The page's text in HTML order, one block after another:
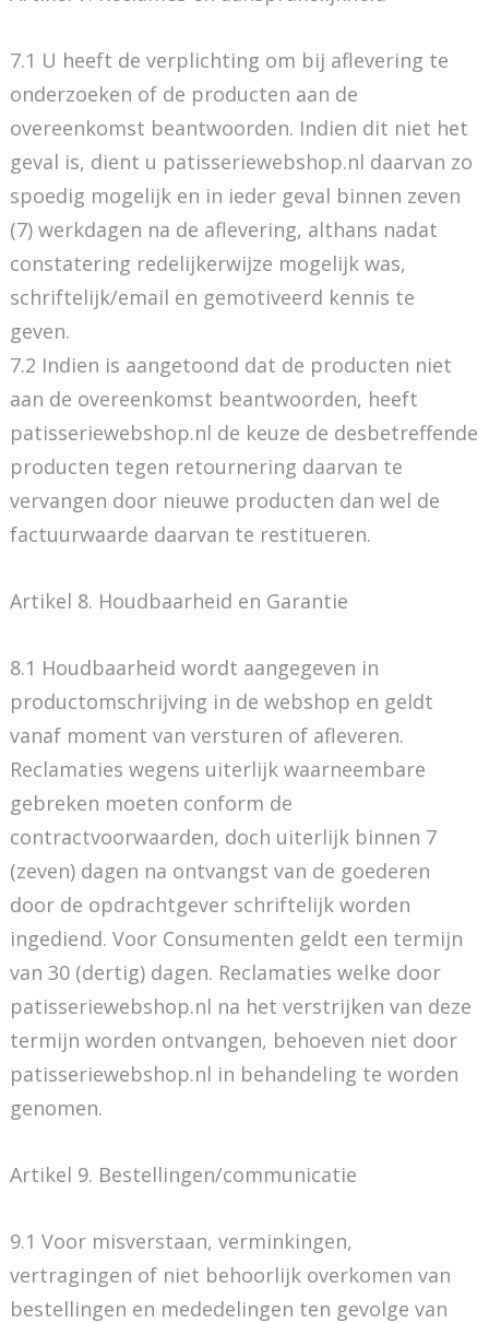
7.1 U heeft de verplichting om bij aflevering te
onderzoeken of de producten aan de
overeenkomst beantwoorden. Indien dit niet het
geval is, dient u patisseriewebshop.nl daarvan zo
spoedig mogelijk en in ieder geval binnen zeven
(7) werkdagen na de aflevering, althans nadat
constatering redelijkerwijze mogelijk was,
schriftelijk/email en gemotiveerd kennis te
geven.
7.2 Indien is aangetoond dat de producten niet
aan de overeenkomst beantwoorden, heeft
patisseriewebshop.nl de keuze de desbetreffende
producten tegen retournering daarvan te
vervangen door nieuwe producten dan wel de
factuurwaarde daarvan te restitueren.
Artikel 8. Houdbaarheid en Garantie
8.1 Houdbaarheid wordt aangegeven in
productomschrijving in de webshop en geldt
vanaf moment van versturen of afleveren.
Reclamaties wegens uiterlijk waarneembare
gebreken moeten conform de
contractvoorwaarden, doch uiterlijk binnen 7
(zeven) dagen na ontvangst van de goederen
door de opdrachtgever schriftelijk worden
ingediend. Voor Consumenten geldt een termijn
van 30 (dertig) dagen. Reclamaties welke door
patisseriewebshop.nl na het verstrijken van deze
termijn worden ontvangen, behoeven niet door
patisseriewebshop.nl in behandeling te worden
genomen.
Artikel 9. Bestellingen/communicatie
9.1 Voor misverstaan, verminkingen,
vertragingen of niet behoorlijk overkomen van
bestellingen en mededelingen ten gevolge van